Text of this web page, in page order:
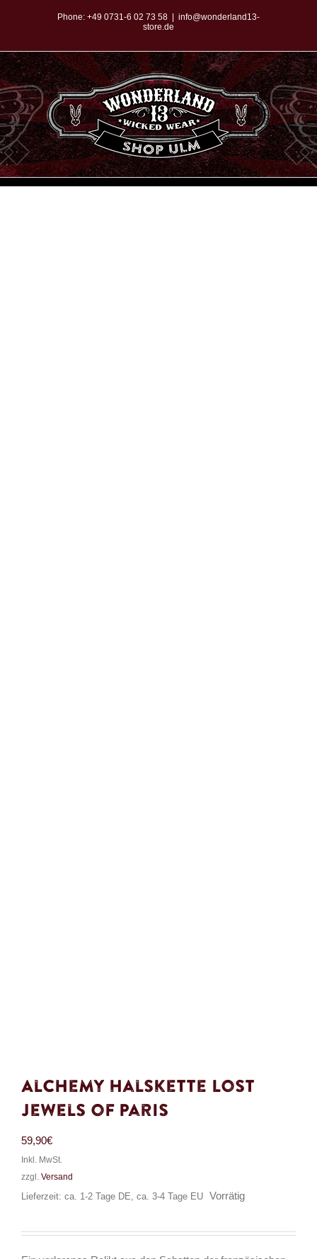
springen
Phone: +49 0731-6 02 73 58
info@wonderland13-
store.de
Alchemy Halskette Lost
Jewels of Paris
59,90€
Inkl. MwSt.
zzgl. Versand
Lieferzeit: ca. 1-2 Tage DE, ca. 3-4 Tage EU
Vorrätig